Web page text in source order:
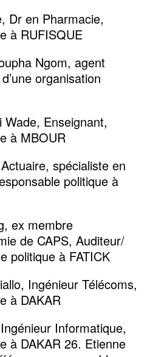
Dr en Pharmacie,
à RUFISQUE
Ngom, agent
organisation
Enseignant,
à MBOUR
spécialiste en
politique à
ex membre
de CAPS, Auditeur/
politique à FATICK
Ingénieur Télécoms,
à DAKAR
Informatique,
à DAKAR 26. Etienne